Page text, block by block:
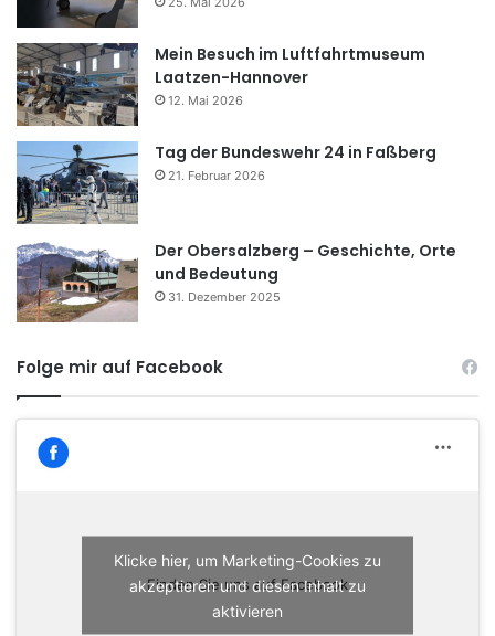
Mein Besuch im Luftfahrtmuseum
Laatzen-Hannover
12. Mai 2026
Tag der Bundeswehr 24 in Faßberg
21. Februar 2026
Der Obersalzberg – Geschichte, Orte
und Bedeutung
31. Dezember 2025
Folge mir auf Facebook
Finden Sie uns auf Facebook
Klicke hier, um Marketing-Cookies zu
akzeptieren und diesen Inhalt zu
aktivieren